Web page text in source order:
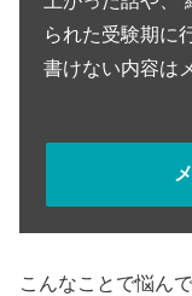
られた受験期に
書けない内容は
こんなことで悩ん